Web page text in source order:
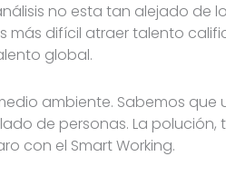
no esta tan alejado de
más difícil atraer talento
global.
ambiente. Sabemos que
de personas. La polución,
con el Smart Working.